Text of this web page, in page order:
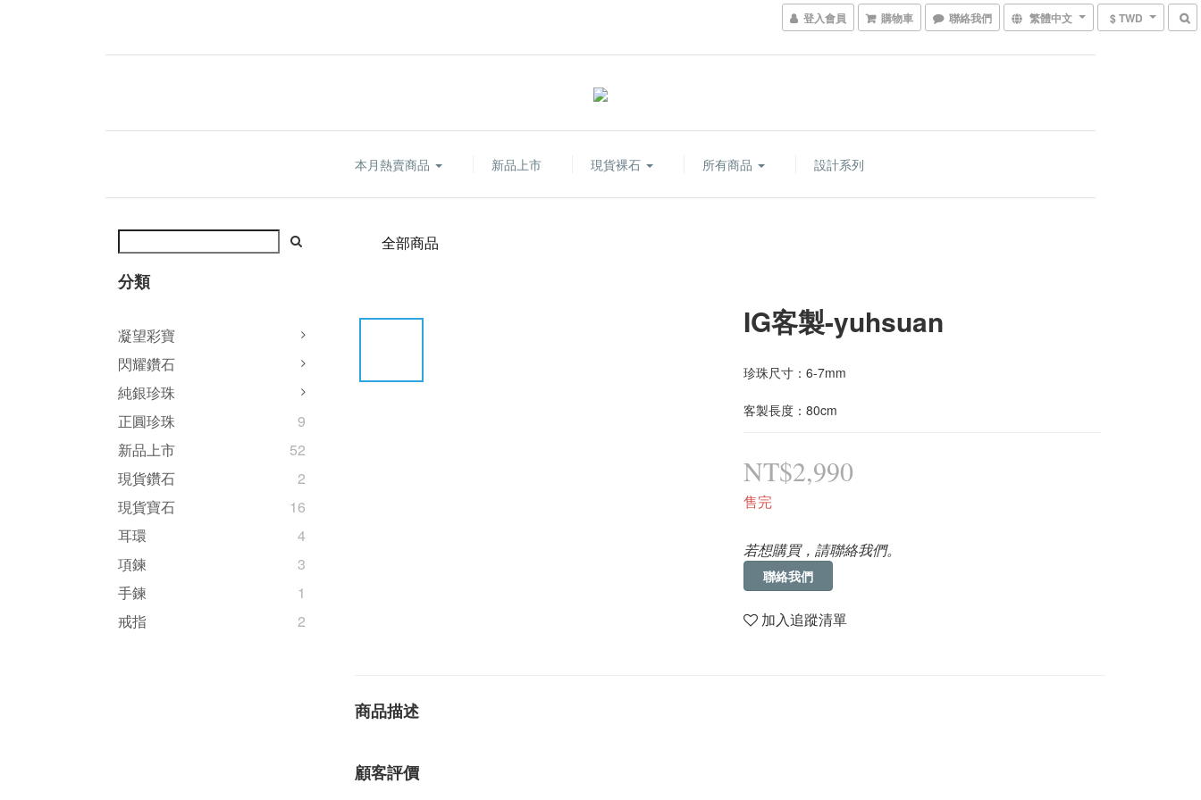
登入會員 購物車 聯絡我們 繁體中文 $ TWD
本月熱賣商品 新品上市 現貨裸石 所有商品 設計系列
分類
凝望彩寶
閃耀鑽石
純銀珍珠
正圓珍珠
9
新品上市
52
現貨鑽石
2
現貨寶石
16
耳環
4
項鍊
3
手鍊
1
戒指
2
全部商品
IG客製-yuhsuan
珍珠尺寸：6-7mm
客製長度：80cm
NT$2,990
售完
若想購買，請聯絡我們。
聯絡我們
加入追蹤清單
商品描述
顧客評價